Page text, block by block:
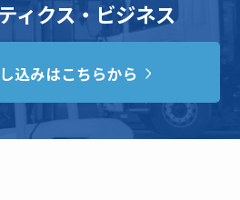
ィクス・ビジネス
込みはこちらから